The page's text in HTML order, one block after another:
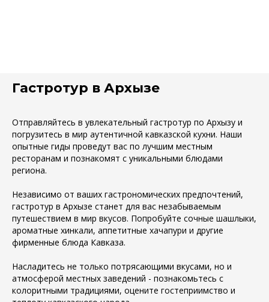
Гастротур в Архызе
Отправляйтесь в увлекательный гастротур по Архызу и
погрузитесь в мир аутентичной кавказской кухни. Наши
опытные гиды проведут вас по лучшим местным
ресторанам и познакомят с уникальными блюдами
региона.
Независимо от ваших гастрономических предпочтений,
гастротур в Архызе станет для вас незабываемым
путешествием в мир вкусов. Попробуйте сочные шашлыки,
ароматные хинкали, аппетитные хачапури и другие
фирменные блюда Кавказа.
Насладитесь не только потрясающими вкусами, но и
атмосферой местных заведений - познакомьтесь с
колоритными традициями, оцените гостеприимство и